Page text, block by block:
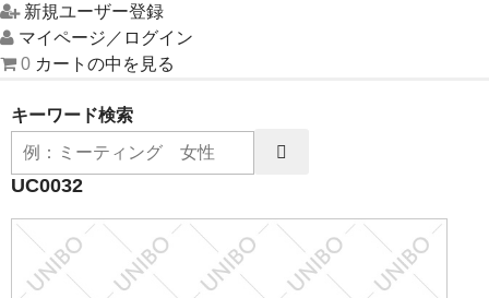
HOME
UNIBOについて
お問い合わせ
新規ユーザー登録
マイページ／ログイン
0 カートの中を見る
キーワード検索
UC0032